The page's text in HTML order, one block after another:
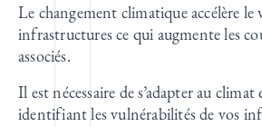
Le changement climatique accélère le
infrastructures ce qui augmente les
associés.
Il est nécessaire de s’adapter au
identifiant les vulnérabilités de vos